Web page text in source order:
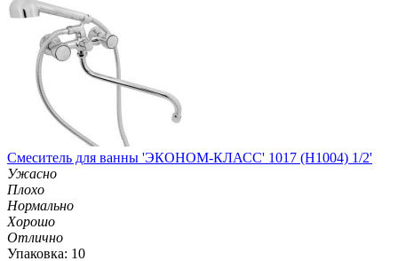
Смеситель для ванны 'ЭКОНОМ-КЛАСС' 1017 (H1004) 1/2'
Ужасно
Плохо
Нормально
Хорошо
Отлично
Упаковка: 10